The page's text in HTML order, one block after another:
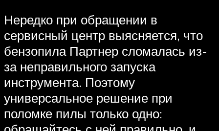
Нередко при обращении в
сервисный центр выясняется, что
бензопила Партнер сломалась из-
за неправильного запуска
инструмента. Поэтому
универсальное решение при
поломке пилы только одно: